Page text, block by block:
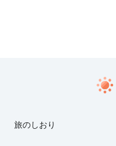
旅のしおり